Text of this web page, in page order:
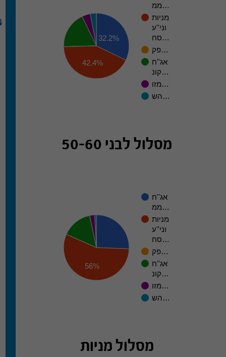
ממ…
מניות
וני''ע
סח…
פק…
אג''ח
קונ…
מזו…
הש…
32.2%
42.4%
מסלול לבני 50-60
אג''ח
ממ…
מניות
וני''ע
סח…
פק…
אג''ח
קונ…
מזו…
הש…
56%
מסלול מניות